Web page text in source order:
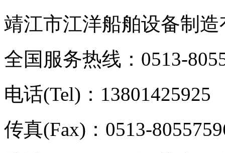
靖江市江洋船舶设备制
全国服务热线：0513-
电话(Tel)：13801425925
传真(Fax)：0513-